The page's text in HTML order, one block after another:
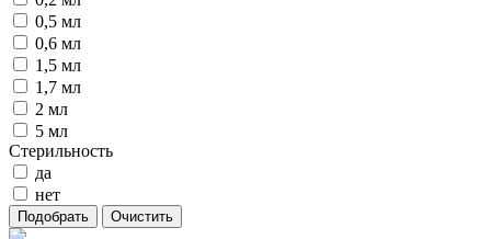
0,5 мл
0,6 мл
1,5 мл
1,7 мл
2 мл
5 мл
Стерильность
да
нет